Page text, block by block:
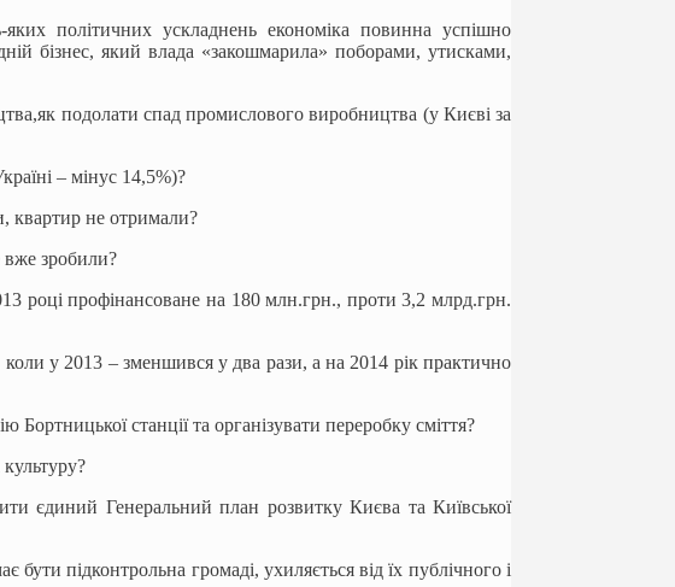
політичних ускладнень економіка повинна успішно
бізнес, який влада «закошмарила» поборами, утисками,
подолати спад промислового виробництва (у Києві за
– мінус 14,5%)?
квартир не отримали?
вже зробили?
році профінансоване на 180 млн.грн., проти 3,2 млрд.грн.
у 2013 – зменшився у два рази, а на 2014 рік практично
станції та організувати переробку сміття?
єдиний Генеральний план розвитку Києва та Київської
підконтрольна громаді, ухиляється від їх публічного і